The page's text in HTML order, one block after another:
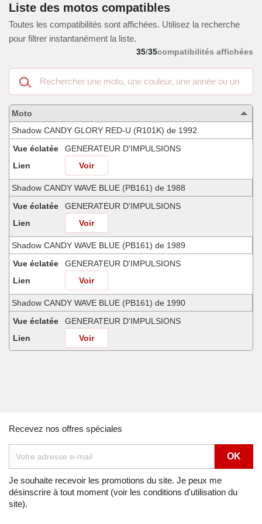
Liste des motos compatibles
Toutes les compatibilités sont affichées. Utilisez la recherche
pour filtrer instantanément la liste.
35/35compatibilités affichées
Recherche
dans
les
motos
compatibles
Moto
Shadow CANDY GLORY RED-U (R101K) de 1992
Vue éclatée
GENERATEUR D'IMPULSIONS
Lien
Voir
Shadow CANDY WAVE BLUE (PB161) de 1988
Vue éclatée
GENERATEUR D'IMPULSIONS
Lien
Voir
Shadow CANDY WAVE BLUE (PB161) de 1989
Vue éclatée
GENERATEUR D'IMPULSIONS
Lien
Voir
Shadow CANDY WAVE BLUE (PB161) de 1990
Vue éclatée
GENERATEUR D'IMPULSIONS
Lien
Voir
GENERATEUR D'IMPULSIONS
Lien
Voir
Shadow CANDY WINE BERRY RED-U (R114) de 1990
Vue éclatée
GENERATEUR D'IMPULSIONS
Lien
Recevez nos offres spéciales
Je souhaite recevoir les promotions du site. Je peux me
désinscrire à tout moment (voir les conditions d'utilisation du
site).